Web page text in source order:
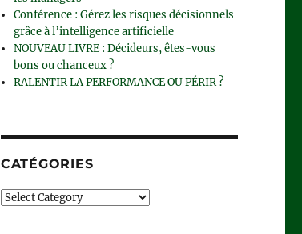
Conférence : Gérez les risques décisionnels
grâce à l’intelligence artificielle
NOUVEAU LIVRE : Décideurs, êtes-vous
bons ou chanceux ?
RALENTIR LA PERFORMANCE OU PÉRIR ?
CATÉGORIES
Catégories